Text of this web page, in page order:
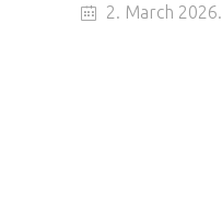
2. March 2026.